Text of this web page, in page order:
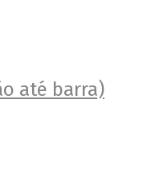
até barra)